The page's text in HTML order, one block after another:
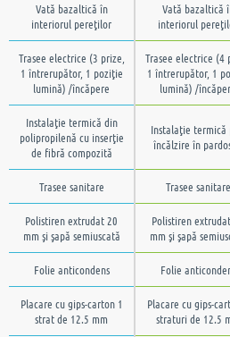
Vată bazaltică în
interiorul pereţilor
Vată bazaltică
interiorul
Trasee electrice (3 prize,
1 întrerupător, 1 poziţie
lumină) /încăpere
Trasee electrice (4
1 întrerupător, 1
lumină) /
Instalaţie termică din
polipropilenă cu inserţie
de fibră compozită
Instalaţie termică
încălzire în
Trasee sanitare Trasee sanitare
Polistiren extrudat 20
mm şi şapă semiuscată
Polistiren
mm şi şapă
Folie anticondens Folie
Placare cu gips-carton 1
strat de 12.5 mm
Placare cu gips-
straturi de 12.5